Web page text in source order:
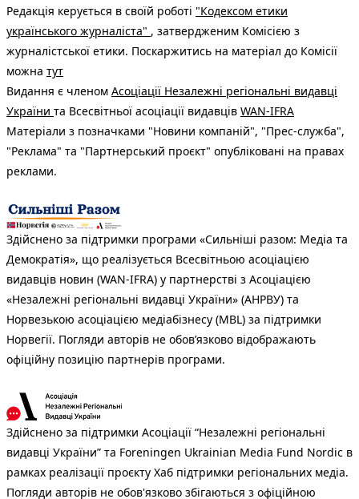
Редакція керується в своїй роботі "Кодексом етики
українського журналіста" , затвердженим Комісією з
журналістської етики. Поскаржитись на матеріал до Комісії
можна тут
Видання є членом Асоціації Незалежні регіональні видавці
України та Всесвітньої асоціації видавців WAN-IFRA
Матеріали з позначками "Новини компаній", "Прес-служба",
"Реклама" та "Партнерський проєкт" опубліковані на правах
реклами.
Здійснено за підтримки програми «Сильніші разом: Медіа та
Демократія», що реалізується Всесвітньою асоціацією
видавців новин (WAN-IFRA) у партнерстві з Асоціацією
«Незалежні регіональні видавці України» (АНРВУ) та
Норвезькою асоціацією медіабізнесу (MBL) за підтримки
Норвегії. Погляди авторів не обов’язково відображають
офіційну позицію партнерів програми.
Здійснено за підтримки Асоціації “Незалежні регіональні
видавці України” та Foreningen Ukrainian Media Fund Nordic в
рамках реалізації проєкту Хаб підтримки регіональних медіа.
Погляди авторів не обов'язково збігаються з офіційною